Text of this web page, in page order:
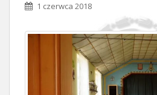
1 czerwca 2018